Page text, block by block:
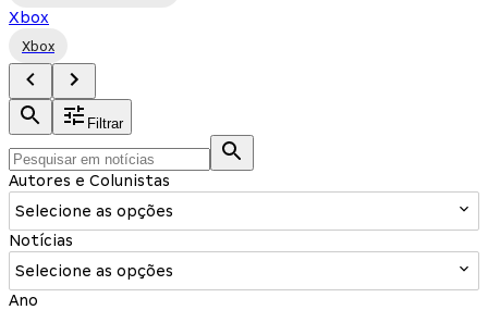
Xbox
Xbox
Filtrar
Autores e Colunistas
Selecione as opções
Notícias
Selecione as opções
Ano